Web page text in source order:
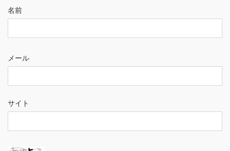
名前
メール
サイト